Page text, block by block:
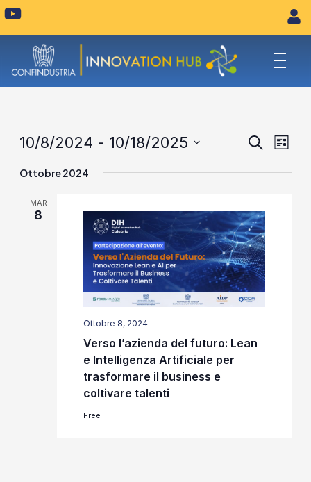
Y
o
t
u
Eventi
viste
CercaLista
10/8/2024 - 10/18/2025
la
Ottobre 2024
MAR
8
Ottobre 8, 2024
Verso l’azienda del futuro: Lean
e Intelligenza Artificiale per
trasformare il business e
coltivare talenti
Free